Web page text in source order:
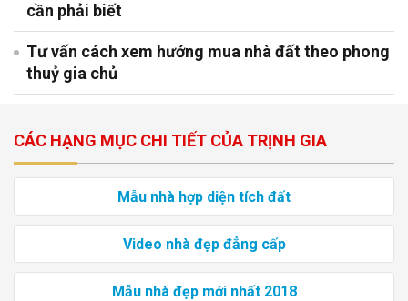
cần phải biết
Tư vấn cách xem hướng mua nhà đất theo phong
thuỷ gia chủ
CÁC HẠNG MỤC CHI TIẾT CỦA TRỊNH GIA
Mẫu nhà hợp diện tích đất
Video nhà đẹp đẳng cấp
Mẫu nhà đẹp mới nhất 2018